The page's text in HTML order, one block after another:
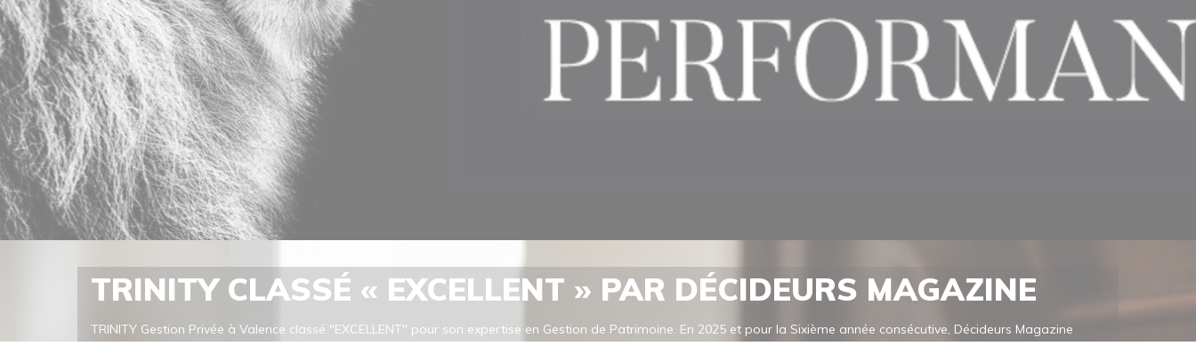
TRINITY CLASSÉ « EXCELLENT » PAR DÉCIDEURS MAGAZINE
TRINITY Gestion Privée à Valence classé "EXCELLENT" pour son expertise en Gestion de Patrimoine. En 2025 et pour la Sixième année consécutive, Décideurs Magazine
classe TRINITY Gestion Privée dans la catégorie "Excellent" pour son expertise en Gestion de Patrimoine, confirmant ainsi sa position dans le Sud-Est de la France comme